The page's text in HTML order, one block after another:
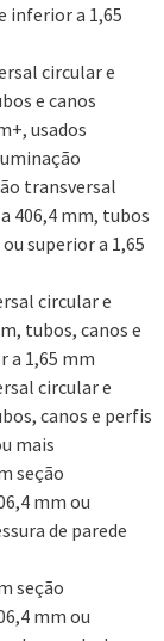
inferior a 1,65
circular e
e canos
usados
transversal
406,4 mm, tubos
superior a 1,65
circular e
tubos, canos e
a 1,65 mm
circular e
canos e perfis
mais
seção
mm ou
de parede
seção
mm ou